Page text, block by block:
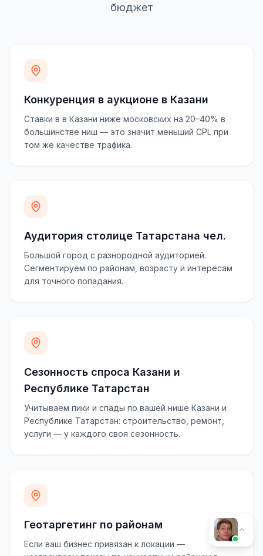
бюджет
Конкуренция в аукционе в Казани
Ставки в в Казани ниже московских на 20–40% в
большинстве ниш — это значит меньший CPL при
том же качестве трафика.
Аудитория столице Татарстана чел.
Большой город с разнородной аудиторией.
Сегментируем по районам, возрасту и интересам
для точного попадания.
Сезонность спроса Казани и
Республике Татарстан
Учитываем пики и спады по вашей нише Казани и
Республике Татарстан: строительство, ремонт,
услуги — у каждого своя сезонность.
Геотаргетинг по районам
Если ваш бизнес привязан к локации —